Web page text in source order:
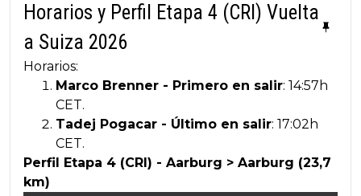
Horarios y Perfil Etapa 4 (CRI) Vuelta
a Suiza 2026
Horarios:
Marco Brenner - Primero en salir: 14:57h
CET.
Tadej Pogacar - Último en salir: 17:02h
CET.
Perfil Etapa 4 (CRI) - Aarburg > Aarburg (23,7
km)